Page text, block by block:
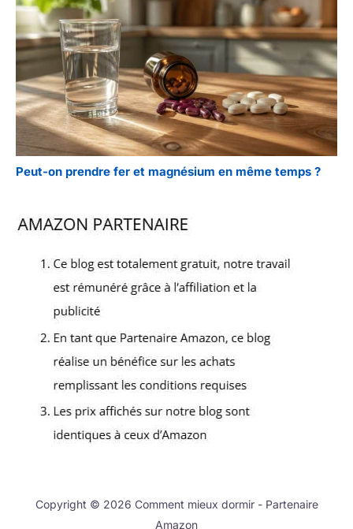
Peut-on prendre fer et magnésium en même temps ?
Copyright © 2026 Comment mieux dormir - Partenaire
Amazon